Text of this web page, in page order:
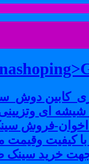
ای
فروش سینک
با کیفیت
خرید سینک